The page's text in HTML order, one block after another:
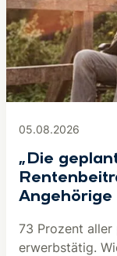
05.08.2026
„Die
Angehörige
73 Prozent aller
erwerbstätig.